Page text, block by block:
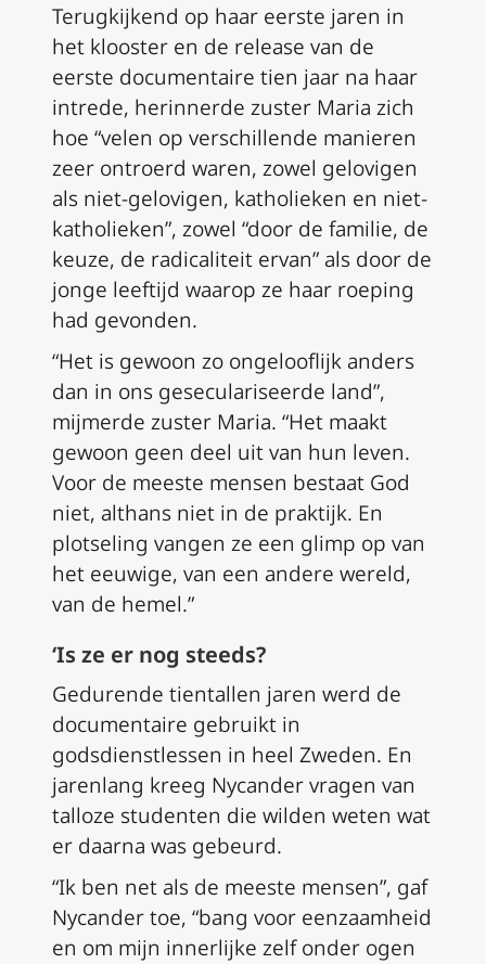
Terugkijkend op haar eerste jaren in
het klooster en de release van de
eerste documentaire tien jaar na haar
intrede, herinnerde zuster Maria zich
hoe “velen op verschillende manieren
zeer ontroerd waren, zowel gelovigen
als niet-gelovigen, katholieken en niet-
katholieken”, zowel “door de familie, de
keuze, de radicaliteit ervan” als door de
jonge leeftijd waarop ze haar roeping
had gevonden.
“Het is gewoon zo ongelooflijk anders
dan in ons geseculariseerde land”,
mijmerde zuster Maria. “Het maakt
gewoon geen deel uit van hun leven.
Voor de meeste mensen bestaat God
niet, althans niet in de praktijk. En
plotseling vangen ze een glimp op van
het eeuwige, van een andere wereld,
van de hemel.”
‘Is ze er nog steeds?
Gedurende tientallen jaren werd de
documentaire gebruikt in
godsdienstlessen in heel Zweden. En
jarenlang kreeg Nycander vragen van
talloze studenten die wilden weten wat
er daarna was gebeurd.
“Ik ben net als de meeste mensen”, gaf
Nycander toe, “bang voor eenzaamheid
en om mijn innerlijke zelf onder ogen